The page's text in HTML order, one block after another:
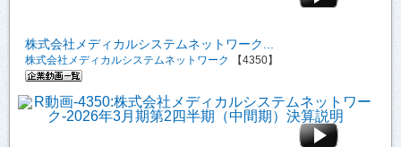
株式会社メディカルシステムネットワーク...
株式会社メディカルシステムネットワーク 【4350】